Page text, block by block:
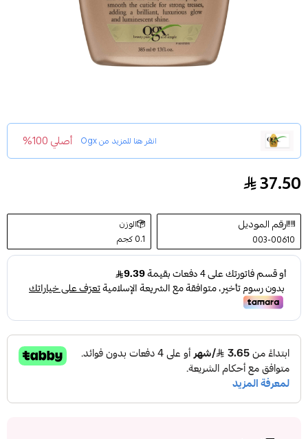
انقر هنا للمزيد منOgx أصلي 100%
شامبو الكيراتين البرازيلي من او جي اكس - 385مل
37.50
رقم الموديل
003-00610
الوزن
0.1 كجم